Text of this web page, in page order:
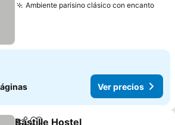
Ambiente parisino clásico con encanto
Ver precios
Bastille Hostel